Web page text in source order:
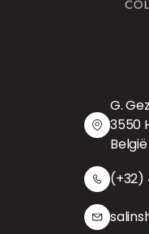
G.
3550
België
(+32)